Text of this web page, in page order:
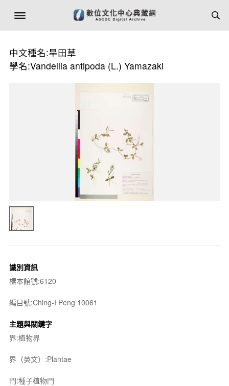
中文種名:旱田草
學名:Vandellia antipoda (L.) Yamazaki
識別資訊
標本館號:6120
編目號:Ching-I Peng 10061
主題與關鍵字
界:植物界
界（英文）:Plantae
門:種子植物門